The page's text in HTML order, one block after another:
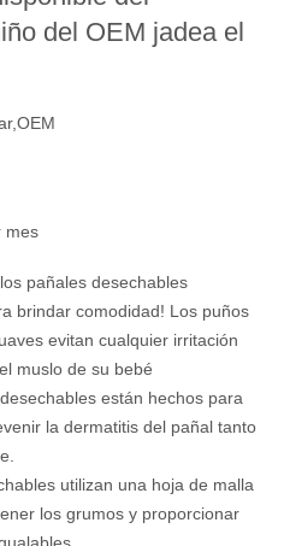
del OEM jadea el
mes
pañales desechables
brindar comodidad! Los puños
evitan cualquier irritación
muslo de su bebé
están hechos para
la dermatitis del pañal tanto
utilizan una hoja de malla
los grumos y proporcionar